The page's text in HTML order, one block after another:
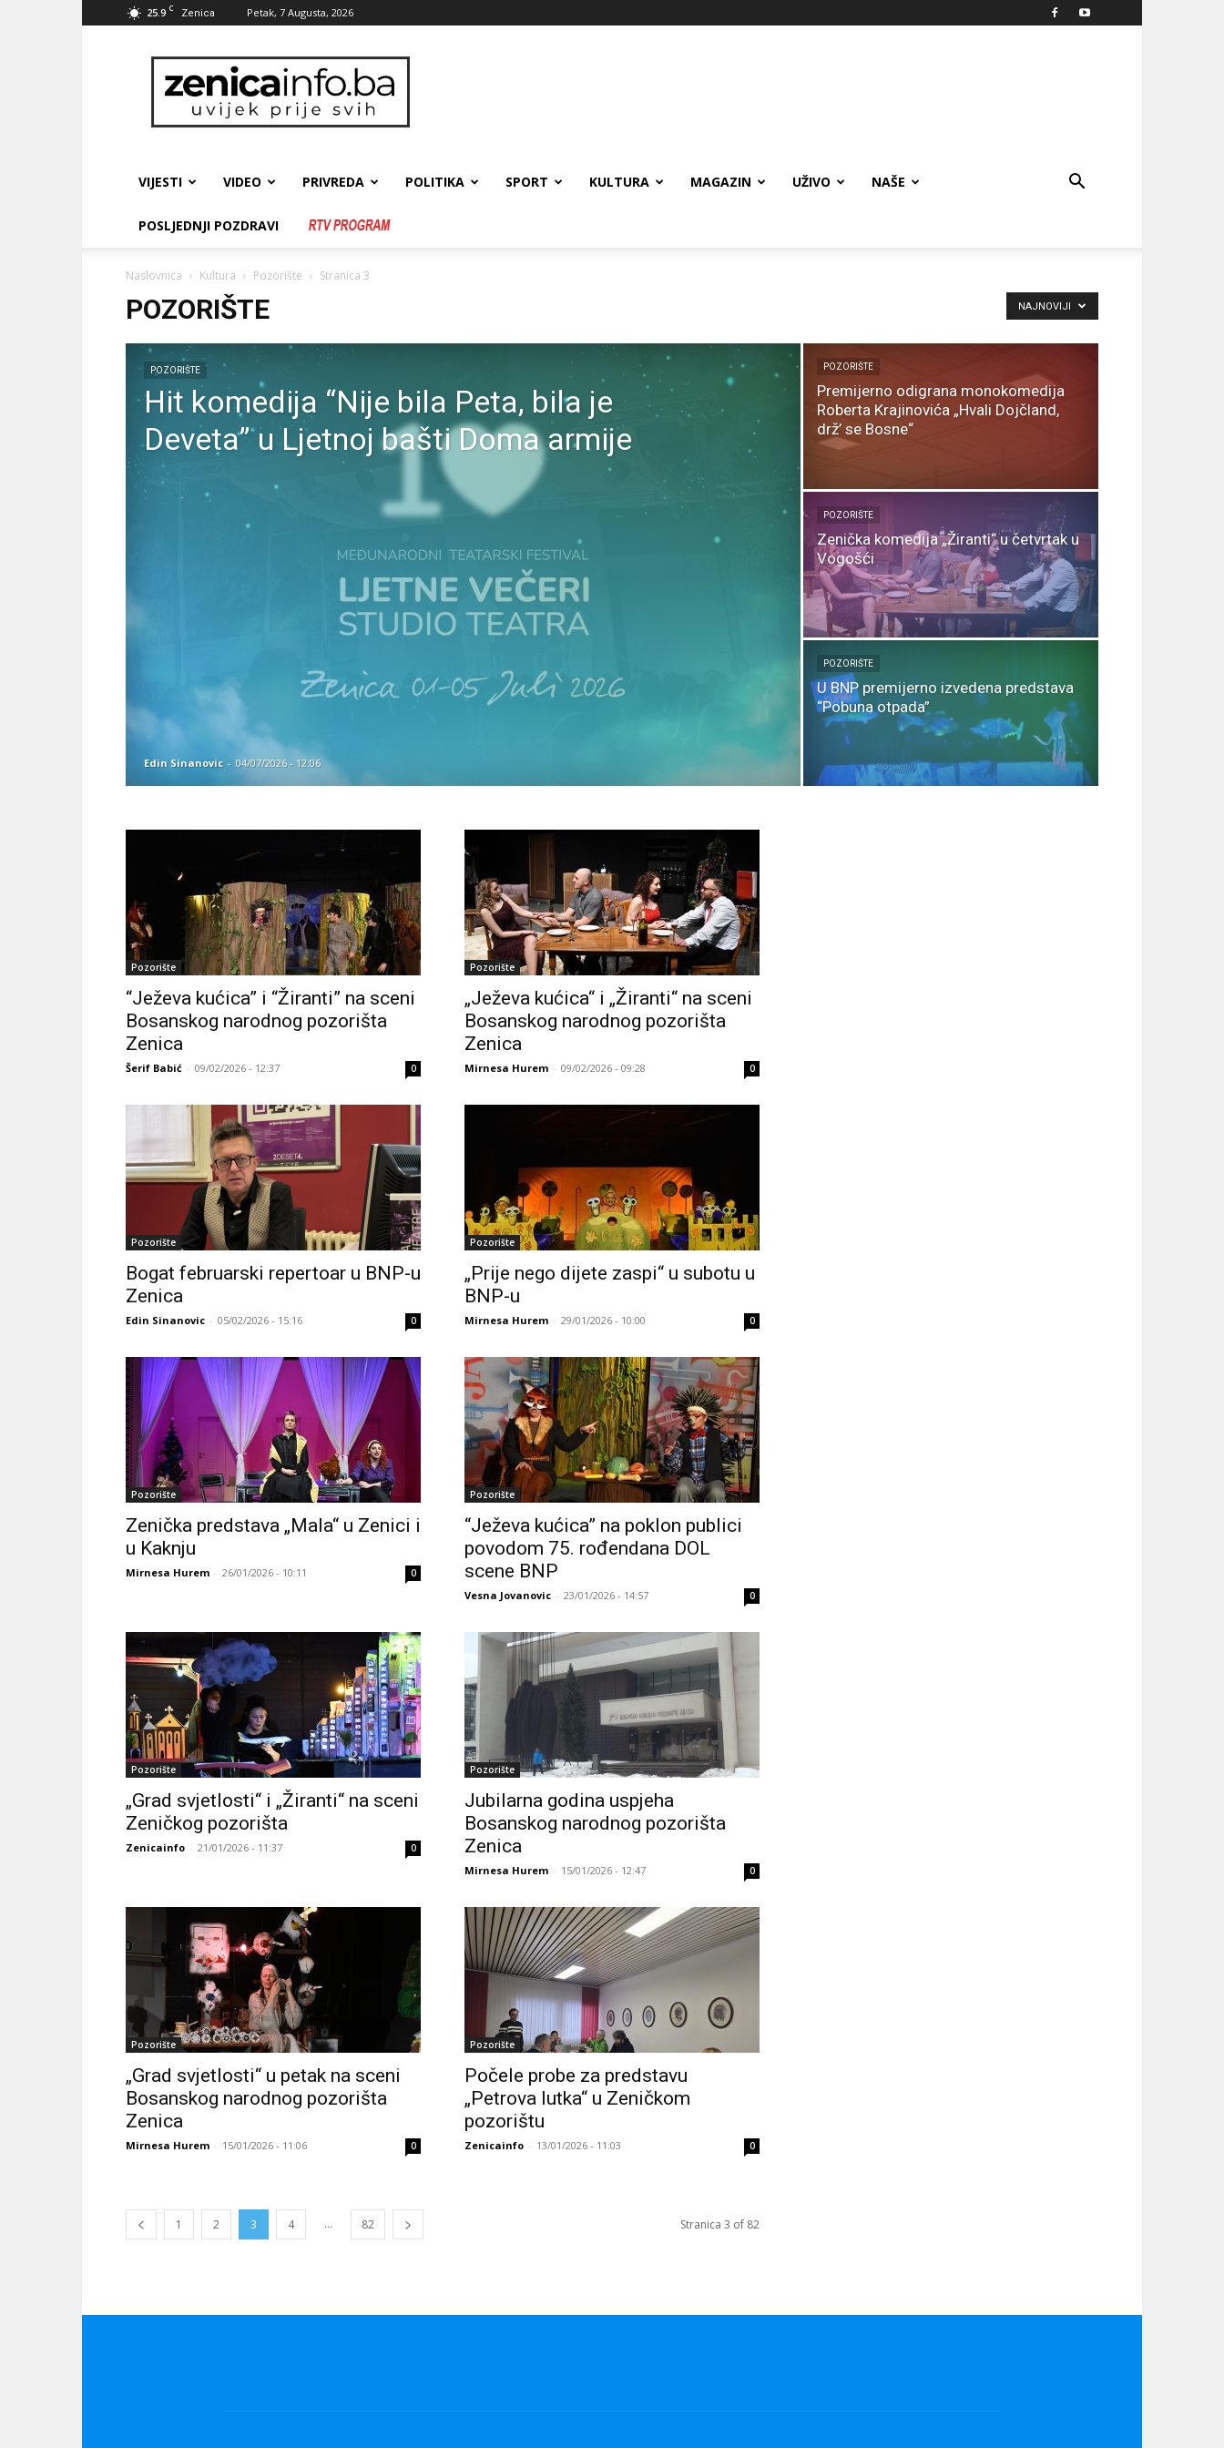
25.9 C Zenica Petak, 7 Augusta, 2026
zenicainfo.ba
VIJESTI VIDEO PRIVREDA POLITIKA SPORT KULTURA MAGAZIN UŽIVO NAŠE
POSLJEDNJI POZDRAVI
Naslovnica Kultura Pozorište Stranica 3
POZORIŠTE NAJNOVIJI
POZORIŠTE
Hit komedija “Nije bila Peta, bila je
Deveta” u Ljetnoj bašti Doma armije
Edin Sinanovic - 04/07/2026 - 12:06
POZORIŠTE
Premijerno odigrana monokomedija
Roberta Krajinovića „Hvali Dojčland,
drž’ se Bosne“
POZORIŠTE
Zenička komedija „Žiranti“ u četvrtak u
Vogošći
POZORIŠTE
U BNP premijerno izvedena predstava
“Pobuna otpada”
Pozorište
“Ježeva kućica” i “Žiranti” na sceni
Bosanskog narodnog pozorišta
Zenica
Šerif Babić - 09/02/2026 - 12:37 0
Pozorište
„Ježeva kućica“ i „Žiranti“ na sceni
Bosanskog narodnog pozorišta
Zenica
Mirnesa Hurem - 09/02/2026 - 09:28 0
Pozorište
Bogat februarski repertoar u BNP-u
Zenica
Edin Sinanovic - 05/02/2026 - 15:16 0
Pozorište
„Prije nego dijete zaspi“ u subotu u
BNP-u
Mirnesa Hurem - 29/01/2026 - 10:00 0
Pozorište
Zenička predstava „Mala“ u Zenici i
u Kaknju
Mirnesa Hurem - 26/01/2026 - 10:11 0
Pozorište
“Ježeva kućica” na poklon publici
povodom 75. rođendana DOL
scene BNP
Vesna Jovanovic - 23/01/2026 - 14:57 0
Pozorište
„Grad svjetlosti“ i „Žiranti“ na sceni
Zeničkog pozorišta
Zenicainfo - 21/01/2026 - 11:37 0
Pozorište
Jubilarna godina uspjeha
Bosanskog narodnog pozorišta
Zenica
Mirnesa Hurem - 15/01/2026 - 12:47 0
Pozorište
„Grad svjetlosti“ u petak na sceni
Bosanskog narodnog pozorišta
Zenica
Mirnesa Hurem - 15/01/2026 - 11:06 0
Pozorište
Počele probe za predstavu
„Petrova lutka“ u Zeničkom
pozorištu
Zenicainfo - 13/01/2026 - 11:03 0
1 2 3 4 ... 82 Stranica 3 of 82